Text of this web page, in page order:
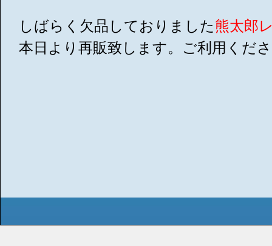
しばらく欠品しておりました熊太郎
本日より再販致します。ご利用くだ